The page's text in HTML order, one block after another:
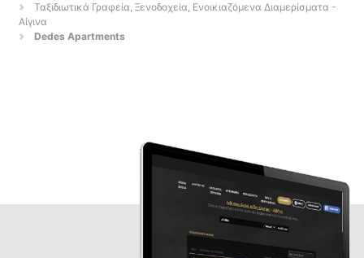
Ταξιδιωτικά Γραφεία, Ξενοδοχεία, Ενοικιαζόμενα Διαμερίσματα -
Αίγινα
Dedes Apartments